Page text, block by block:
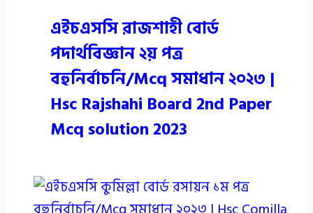
এইচএসসি রাজশাহী বোর্ড
পদার্থবিজ্ঞান ২য় পত্র
বহুনির্বাচনি/Mcq সমাধান ২০২৩ |
Hsc Rajshahi Board 2nd Paper
Mcq solution 2023